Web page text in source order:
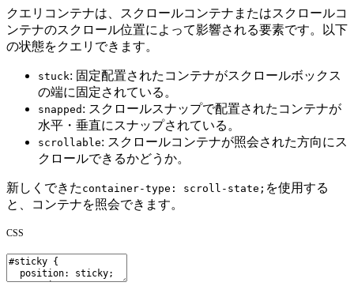
クエリコンテナは、スクロールコンテナまたはスクロールコ
ンテナのスクロール位置によって影響される要素です。以下
の状態をクエリできます。
stuck: 固定配置されたコンテナがスクロールボックス
の端に固定されている。
snapped : スクロールスナップで配置されたコンテナが
水平・垂直にスナップされている。
scrollable: スクロールコンテナが照会された方向にス
クロールできるかどうか。
新しくできた container-type: scroll-state; を使用する
と、コンテナを照会できます。
CSS